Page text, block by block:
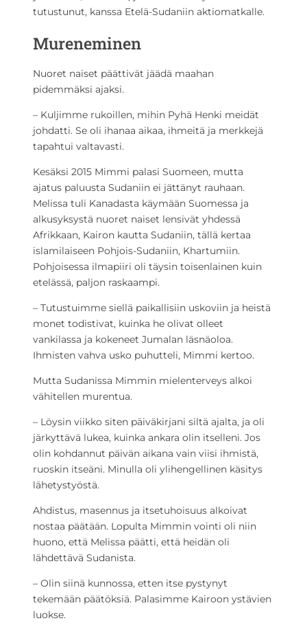
tutustunut, kanssa Etelä-Sudaniin aktiomatkalle.
Mureneminen
Nuoret naiset päättivät jäädä maahan
pidemmäksi ajaksi.
– Kuljimme rukoillen, mihin Pyhä Henki meidät
johdatti. Se oli ihanaa aikaa, ihmeitä ja merkkejä
tapahtui valtavasti.
Kesäksi 2015 Mimmi palasi Suomeen, mutta
ajatus paluusta Sudaniin ei jättänyt rauhaan.
Melissa tuli Kanadasta käymään Suomessa ja
alkusyksystä nuoret naiset lensivät yhdessä
Afrikkaan, Kairon kautta Sudaniin, tällä kertaa
islamilaiseen Pohjois-Sudaniin, Khartumiin.
Pohjoisessa ilmapiiri oli täysin toisenlainen kuin
etelässä, paljon raskaampi.
– Tutustuimme siellä paikallisiin uskoviin ja heistä
monet todistivat, kuinka he olivat olleet
vankilassa ja kokeneet Jumalan läsnäoloa.
Ihmisten vahva usko puhutteli, Mimmi kertoo.
Mutta Sudanissa Mimmin mielenterveys alkoi
vähitellen murentua.
– Löysin viikko siten päiväkirjani siltä ajalta, ja oli
järkyttävä lukea, kuinka ankara olin itselleni. Jos
olin kohdannut päivän aikana vain viisi ihmistä,
ruoskin itseäni. Minulla oli ylihengellinen käsitys
lähetystyöstä.
Ahdistus, masennus ja itsetuhoisuus alkoivat
nostaa päätään. Lopulta Mimmin vointi oli niin
huono, että Melissa päätti, että heidän oli
lähdettävä Sudanista.
– Olin siinä kunnossa, etten itse pystynyt
tekemään päätöksiä. Palasimme Kairoon ystävien
luokse.